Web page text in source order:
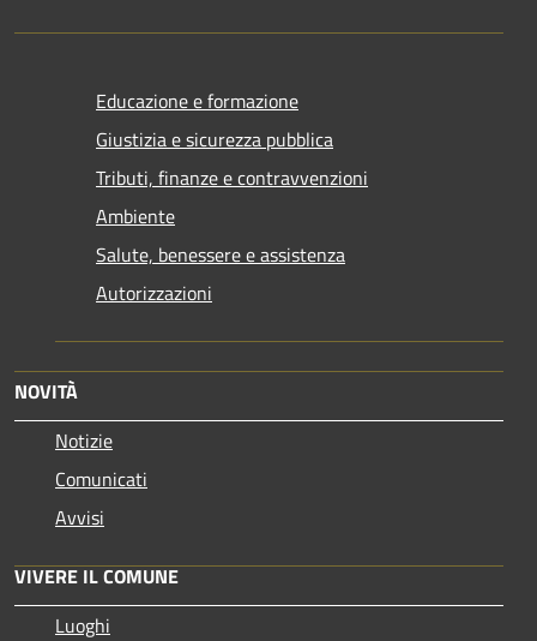
Educazione e formazione
Giustizia e sicurezza pubblica
Tributi, finanze e contravvenzioni
Ambiente
Salute, benessere e assistenza
Autorizzazioni
NOVITÀ
Notizie
Comunicati
Avvisi
VIVERE IL COMUNE
Luoghi